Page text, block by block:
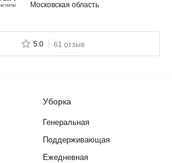
Московская область
5.0 61 отзыв
Уборка
Генеральная
Поддерживающая
Ежедневная